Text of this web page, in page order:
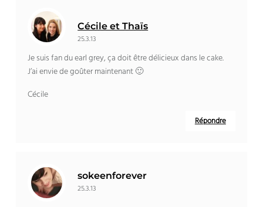
Cécile et Thaïs
25.3.13
Je suis fan du earl grey, ça doit être délicieux dans le cake.
J’ai envie de goûter maintenant 🙂
Cécile
Répondre
sokeenforever
25.3.13